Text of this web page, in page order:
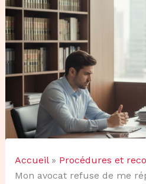
Accueil
Procédures et
Mon avocat refuse de me